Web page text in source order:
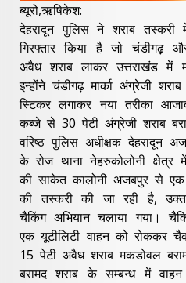
ब्यूरो,ऋषिकेश:
देहरादून पुलिस ने शराब
गिरफ्तार किया है जो चंडीगढ़
अवैध शराब लाकर उत्तराखंड में
इन्होंने चंडीगढ़ मार्का अंग्रेजी
स्टिकर लगाकर नया तरीका
कब्जे से 30 पेटी अंग्रेजी शराब
वरिष्ठ पुलिस अधीक्षक देहरादून
के रोज थाना नेहरुकोलोनी क्षेत्र
की साकेत कालोनी अजबपुर से एक
की तस्करी की जा रही है, उक्त
चैकिंग अभियान चलाया गया।
एक यूटीलिटी वाहन को रोककर
15 पेटी अवैध शराब मकडोवल
बरामद शराब के सम्बन्ध में